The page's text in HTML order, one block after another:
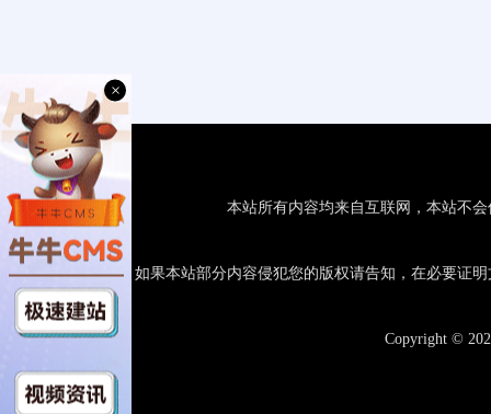
本站所有内容均来自互联网，本站不
如果本站部分内容侵犯您的版权请告知，在必要证
Copyright ©
×